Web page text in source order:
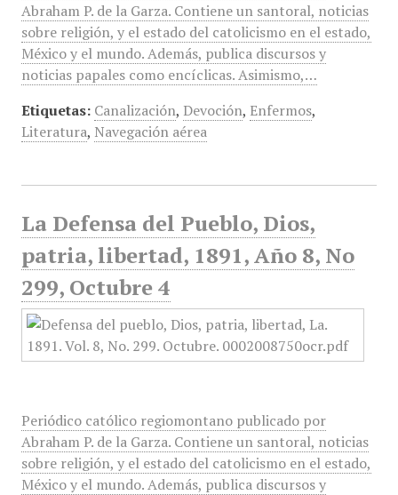
Abraham P. de la Garza. Contiene un santoral, noticias
sobre religión, y el estado del catolicismo en el estado,
México y el mundo. Además, publica discursos y
noticias papales como encíclicas. Asimismo,…
Etiquetas: Canalización, Devoción, Enfermos,
Literatura, Navegación aérea
La Defensa del Pueblo, Dios,
patria, libertad, 1891, Año 8, No
299, Octubre 4
Periódico católico regiomontano publicado por
Abraham P. de la Garza. Contiene un santoral, noticias
sobre religión, y el estado del catolicismo en el estado,
México y el mundo. Además, publica discursos y